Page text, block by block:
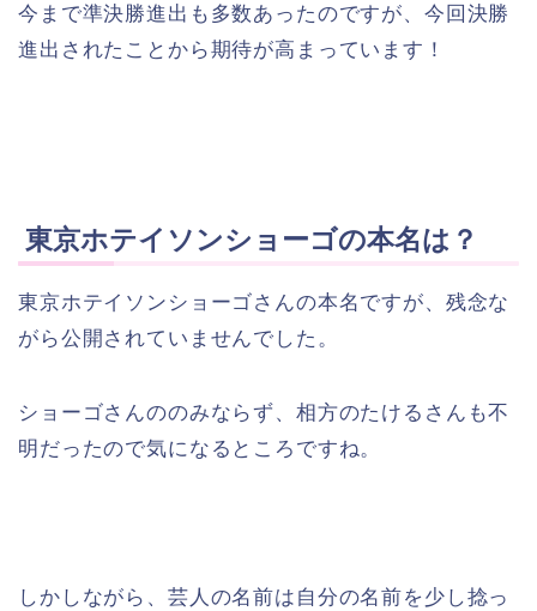
今まで準決勝進出も多数あったのですが、今回決勝
進出されたことから期待が高まっています！
東京ホテイソンショーゴの本名は？
東京ホテイソンショーゴさんの本名ですが、残念な
がら公開されていませんでした。
ショーゴさんののみならず、相方のたけるさんも不
明だったので気になるところですね。
しかしながら、芸人の名前は自分の名前を少し捻っ